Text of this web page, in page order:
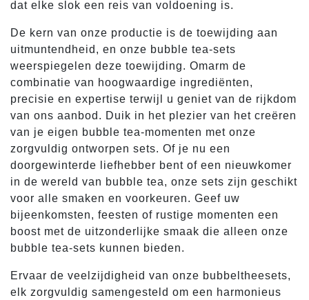
dat elke slok een reis van voldoening is.
De kern van onze productie is de toewijding aan
uitmuntendheid, en onze bubble tea-sets
weerspiegelen deze toewijding. Omarm de
combinatie van hoogwaardige ingrediënten,
precisie en expertise terwijl u geniet van de rijkdom
van ons aanbod. Duik in het plezier van het creëren
van je eigen bubble tea-momenten met onze
zorgvuldig ontworpen sets. Of je nu een
doorgewinterde liefhebber bent of een nieuwkomer
in de wereld van bubble tea, onze sets zijn geschikt
voor alle smaken en voorkeuren. Geef uw
bijeenkomsten, feesten of rustige momenten een
boost met de uitzonderlijke smaak die alleen onze
bubble tea-sets kunnen bieden.
Ervaar de veelzijdigheid van onze bubbeltheesets,
elk zorgvuldig samengesteld om een harmonieus